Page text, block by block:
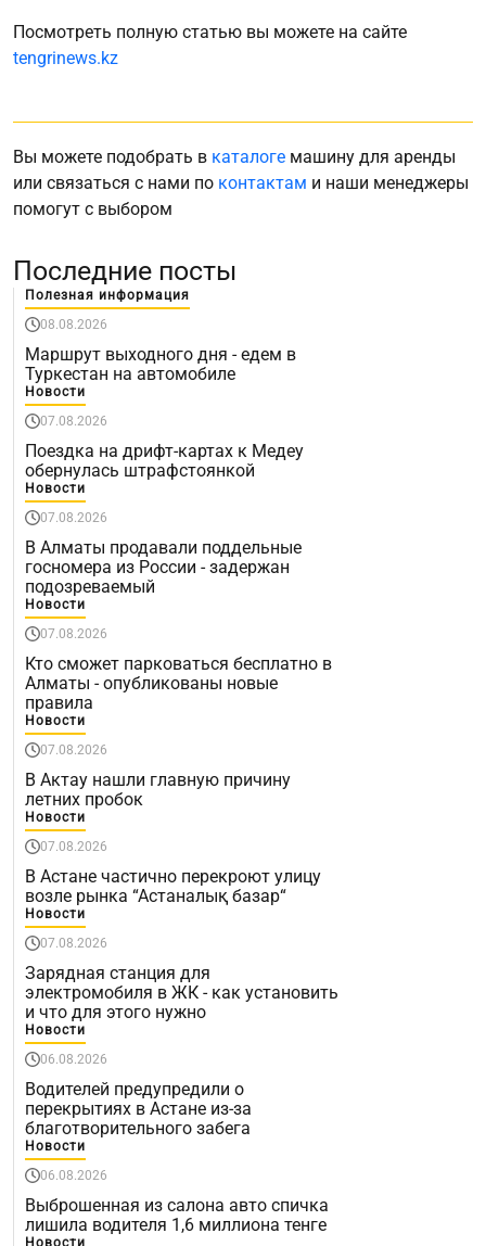
Посмотреть полную статью вы можете на сайте
tengrinews.kz
Вы можете подобрать в каталоге машину для аренды
или связаться с нами по контактам и наши менеджеры
помогут с выбором
Последние посты
Полезная информация
08.08.2026
Маршрут выходного дня - едем в
Туркестан на автомобиле
Новости
07.08.2026
Поездка на дрифт-картах к Медеу
обернулась штрафстоянкой
Новости
07.08.2026
В Алматы продавали поддельные
госномера из России - задержан
подозреваемый
Новости
07.08.2026
Кто сможет парковаться бесплатно в
Алматы - опубликованы новые
правила
Новости
07.08.2026
В Актау нашли главную причину
летних пробок
Новости
07.08.2026
В Астане частично перекроют улицу
возле рынка “Астаналық базар“
Новости
07.08.2026
Зарядная станция для
электромобиля в ЖК - как установить
и что для этого нужно
Новости
06.08.2026
Водителей предупредили о
перекрытиях в Астане из-за
благотворительного забега
Новости
06.08.2026
Выброшенная из салона авто спичка
лишила водителя 1,6 миллиона тенге
Новости